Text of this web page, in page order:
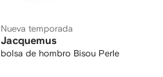
Nueva temporada
Jacquemus
bolsa de hombro Bisou Perle